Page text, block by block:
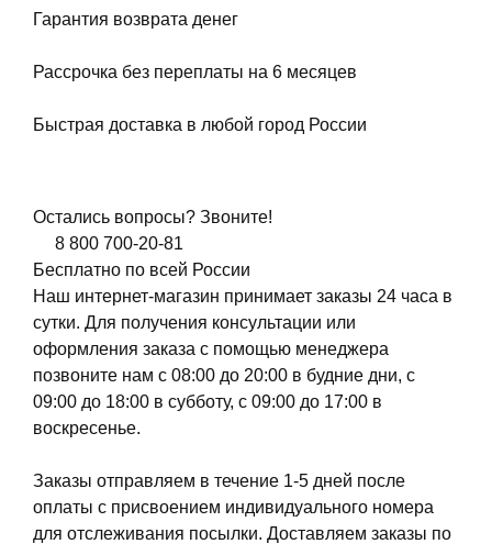
Гарантия возврата денег
Рассрочка без переплаты на 6 месяцев
Быстрая доставка в любой город России
Остались вопросы? Звоните!
8 800 700-20-81
Бесплатно по всей России
Наш интернет-магазин принимает заказы 24 часа в
сутки. Для получения консультации или
оформления заказа с помощью менеджера
позвоните нам с 08:00 до 20:00 в будние дни, с
09:00 до 18:00 в субботу, с 09:00 до 17:00 в
воскресенье.
Заказы отправляем в течение 1-5 дней после
оплаты с присвоением индивидуального номера
для отслеживания посылки. Доставляем заказы по